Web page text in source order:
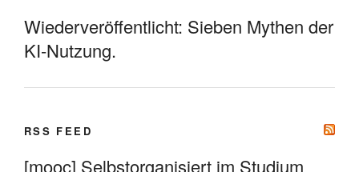
Wiederveröffentlicht: Sieben Mythen der
KI-Nutzung.
RSS FEED
[mooc] Selbstorganisiert im Studium